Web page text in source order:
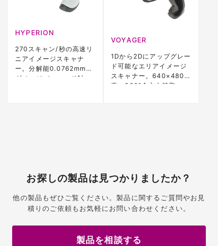
HYPERION
270スキャン/秒の高速リ
ニアイメージスキャナ
ー。分解能0.0762mm、
ダメージバーコード対
VOYAGER
1Dから2Dにアップグレー
ド可能なエリアイメージ
スキャナー。640×480画
素、360°全方向読取。
お探しの製品は見つかりましたか？
他の製品もぜひご覧ください。製品に関するご質問やお見
積りのご依頼もお気軽にお問い合わせください。
製品を相談する